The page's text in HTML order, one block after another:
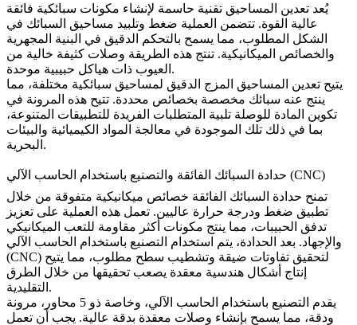
يُعد تعدين المساحيق تقنية حاسمة لإنشاء مكونات سبائكية فائقة
عالية القوة. تتضمن العملية ضغط وتلبيد مساحيق السبائك في
الشكل المطلوب، مما يسمح بالتحكم الدقيق في البنية المجهرية
والخصائص الميكانيكية. تنتج هذه الطريقة وصلات كثيفة خالية من
العيوب ذات هياكل حبيبية موحدة.
يتيح تعدين المساحيق المزج الدقيق لمساحيق سبائكية مختلفة، مما
ينتج عنه سبائك مخصصة بخصائص محددة. تتيح هذه المرونة في
تكوين المادة للوصلة تلبية المتطلبات الفريدة للتطبيقات المتنوعة،
بما في ذلك تلك الموجودة في معالجة المواد الكيميائية والبيئات
البحرية.
حدادة السبائك الفائقة والتصنيع باستخدام الحاسب الآلي (CNC)
تمنح حدادة السبائك الفائقة خصائص ميكانيكية متفوقة من خلال
تطبيق ضغط ودرجة حرارة عاليين. تعمل هذه العملية على تعزيز
تدفق الحبيبات، مما ينتج مكونات أكثر مقاومة للتعب الميكانيكي
والإجهاد. بعد الحدادة، يتم استخدام التصنيع باستخدام الحاسب الآلي
(CNC)
إنتاج أشكال هندسية معقدة يصعب تحقيقها من خلال الطرق
التقليدية.
يقدم التصنيع باستخدام الحاسب الآلي، وخاصة ذو 5 محاور، مرونة
ودقة، مما يسمح بإنشاء وصلات معقدة بدقة عالية. يجب أن تعمل